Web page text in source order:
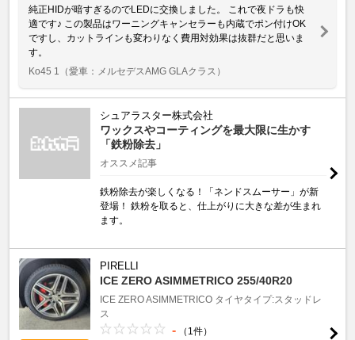
純正HIDが暗すぎるのでLEDに交換しました。 これで夜ドラも快
適です♪ この製品はワーニングキャンセラーも内蔵でポン付けOK
ですし、カットラインも変わりなく費用対効果は抜群だと思いま
す。
Ko45 1
（愛車：メルセデスAMG GLAクラス）
シュアラスター株式会社
ワックスやコーティングを最大限に生かす
「鉄粉除去」
オススメ記事
鉄粉除去が楽しくなる！「ネンドスムーサー」が新
登場！ 鉄粉を取ると、仕上がりに大きな差が生まれ
ます。
PIRELLI
ICE ZERO ASIMMETRICO 255/40R20
ICE ZERO ASIMMETRICO タイヤタイプ:スタッドレ
ス
-
（1件）